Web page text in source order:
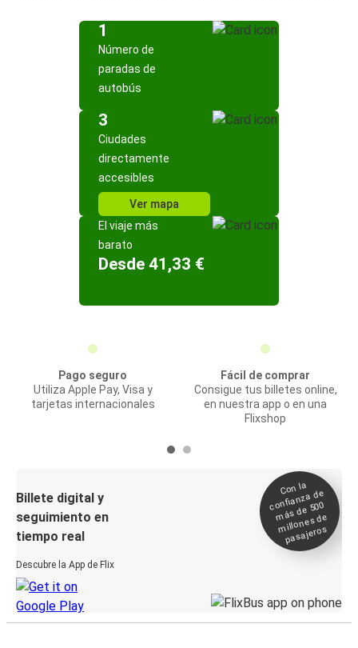
1
Número de
paradas de
autobús
3
Ciudades
directamente
accesibles
Ver mapa
El viaje más
barato
Desde 41,33 €
Pago seguro
Utiliza Apple Pay, Visa y
tarjetas internacionales
Fácil de comprar
Consigue tus billetes online,
en nuestra app o en una
Flixshop
Billete digital y
seguimiento en
tiempo real
Descubre la App de Flix
Con la
confianza de
más de 500
millones de
pasajeros